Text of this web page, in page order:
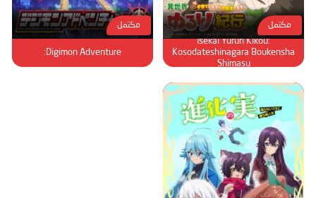
مكتمل
Isekai Yururi Kikou:
Kosodateshinagara Boukensha
Shimasu
مكتمل
Digimon Adventure: